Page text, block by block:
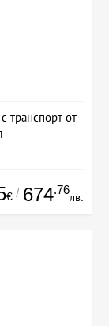
транспорт от
€ / 674.76
лв.